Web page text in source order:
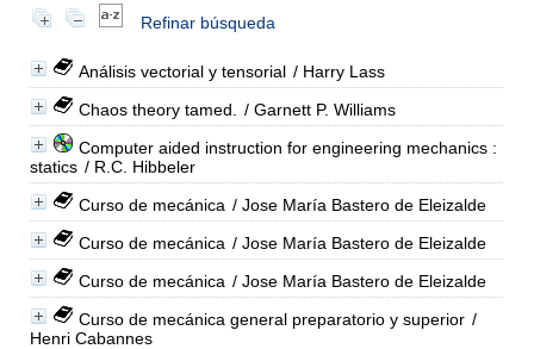
Refinar búsqueda
Análisis vectorial y tensorial / Harry Lass
Chaos theory tamed.
/ Garnett P. Williams
Computer aided instruction for engineering mechanics :
statics / R.C. Hibbeler
Curso de mecánica / Jose María Bastero de Eleizalde
Curso de mecánica / Jose María Bastero de Eleizalde
Curso de mecánica / Jose María Bastero de Eleizalde
Curso de mecánica general preparatorio y superior /
Henri Cabannes